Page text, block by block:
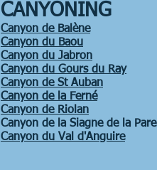
CANYONING
Canyon de Balène
Canyon du Baou
Canyon du Jabron
Canyon du Gours du Ray
Canyon de St Auban
Canyon de la Ferné
Canyon de Riolan
Canyon de la Siagne de la Pare
Canyon du Val d'Anguire